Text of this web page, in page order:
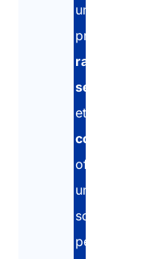
une
procédure
rapide
sécurisée
et
conforme
offrant
un
soutien
personnalisé